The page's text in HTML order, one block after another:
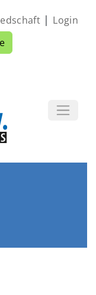
| Login